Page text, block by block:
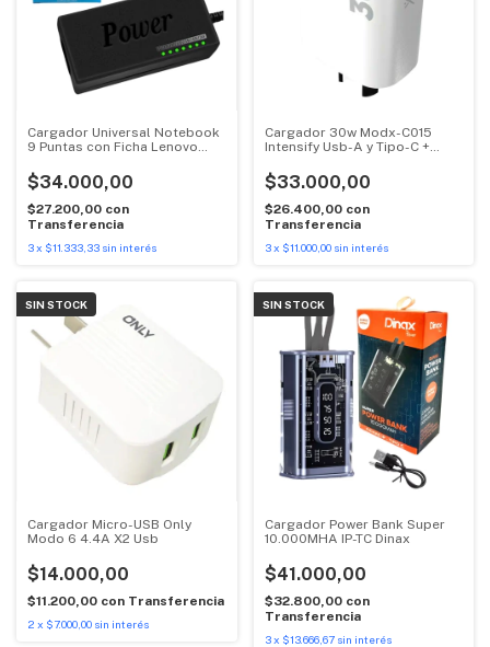
Cargador Universal Notebook
9 Puntas con Ficha Lenovo
$34.000,00
$27.200,00 con
Transferencia
3x $11.333,33 sin interés
Cargador 30w Modx-C015
Intensify Usb-A y Tipo-C +
$33.000,00
$26.400,00 con
Transferencia
3 x $11.000,00 sin interés
SIN STOCK
Cargador Micro-USB Only
Modo 6 4.4A X2 Usb
$14.000,00
$11.200,00 con Transferencia
2 x $7.000,00 sin interés
SIN STOCK
Cargador Power Bank Super
10.000MHA IP-TC Dinax
$41.000,00
$32.800,00 con
Transferencia
3 x $13.666,67 sin interés